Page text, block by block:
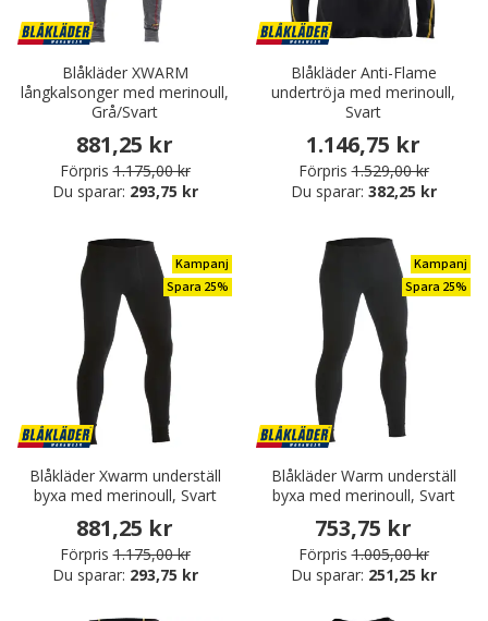
Blåkläder XWARM
långkalsonger med merinoull,
Grå/Svart
881,25 kr
Förpris 1.175,00 kr
Du sparar: 293,75 kr
Blåkläder Anti-Flame
undertröja med merinoull,
Svart
1.146,75 kr
Förpris 1.529,00 kr
Du sparar: 382,25 kr
Kampanj
Spara 25%
Blåkläder Xwarm underställ
byxa med merinoull, Svart
881,25 kr
Förpris 1.175,00 kr
Du sparar: 293,75 kr
Kampanj
Spara 25%
Blåkläder Warm underställ
byxa med merinoull, Svart
753,75 kr
Förpris 1.005,00 kr
Du sparar: 251,25 kr